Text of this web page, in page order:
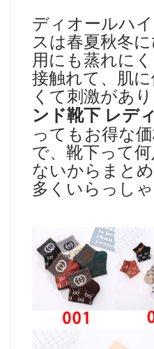
ディオールハ
スは春夏秋冬
用にも蒸れに
接触れて、肌
くて刺激があ
ンド靴下 レデ
ってもお得な
で、靴下って
ないからまと
多くいらっし